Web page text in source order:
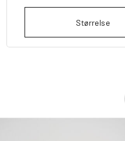
Størrelse